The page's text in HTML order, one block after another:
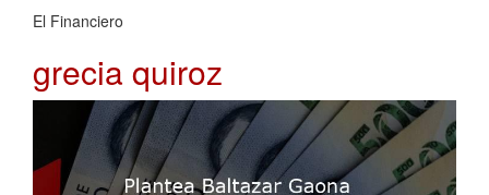
El Financiero
grecia quiroz